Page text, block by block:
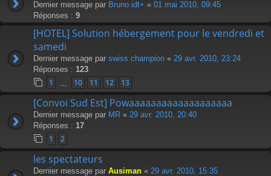
Dernier message par Bruno idt+ « 01 mai 2010, 09:45
Réponses : 9
[HOTEL] Solution hébergement pour le vendredi et
samedi
Dernier message par swiss champion « 29 avr. 2010, 23:24
Réponses : 123
1 10 11 12 13
[Convoi Sud Est] Powaaaaaaaaaaaaaaaaaaa
Dernier message par MR « 29 avr. 2010, 20:40
Réponses : 17
1 2
les spectateurs
Dernier message par Ausiman « 29 avr. 2010, 15:35